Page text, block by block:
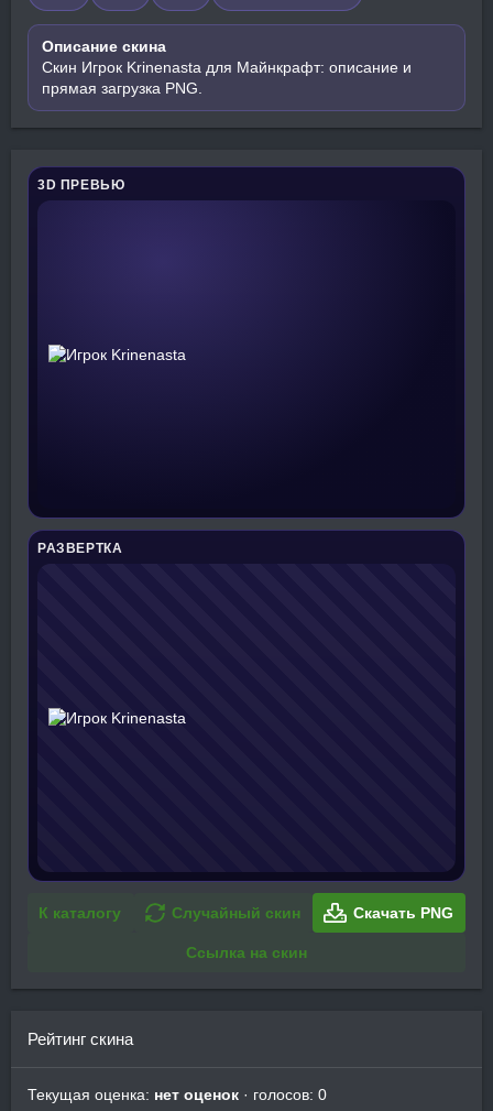
Описание скина
Скин Игрок Krinenasta для Майнкрафт: описание и
прямая загрузка PNG.
3D ПРЕВЬЮ
РАЗВЕРТКА
К каталогу Случайный скин Скачать PNG
Ссылка на скин
Рейтинг скина
Текущая оценка: нет оценок · голосов: 0